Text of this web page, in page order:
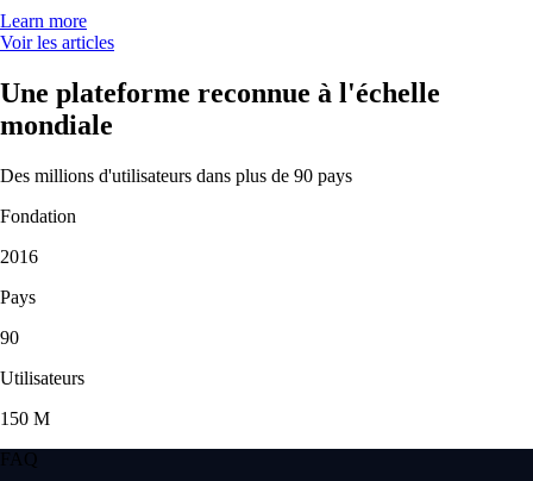
Learn more
Voir les articles
Une plateforme reconnue à l'échelle
mondiale
Des millions d'utilisateurs dans plus de 90 pays
Fondation
2016
Pays
90
Utilisateurs
150 M
FAQ